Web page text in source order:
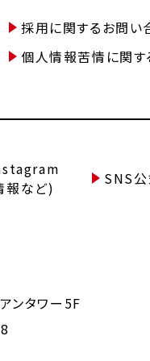
採用に関するお問い
個人情報苦情に関す
報など)
SNS公
ンタワー5F